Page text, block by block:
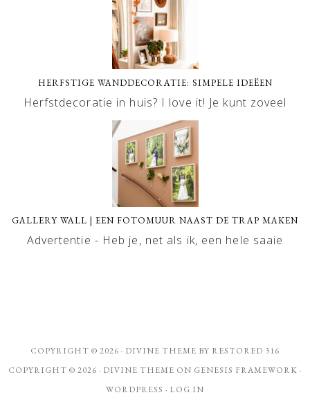
HERFSTIGE WANDDECORATIE: SIMPELE IDEËEN
Herfstdecoratie in huis? I love it! Je kunt zoveel
GALLERY WALL | EEN FOTOMUUR NAAST DE TRAP MAKEN
Advertentie - Heb je, net als ik, een hele saaie
COPYRIGHT © 2026 · DIVINE THEME BY RESTORED 316
COPYRIGHT © 2026 · DIVINE THEME ON GENESIS FRAMEWORK ·
WORDPRESS · LOG IN